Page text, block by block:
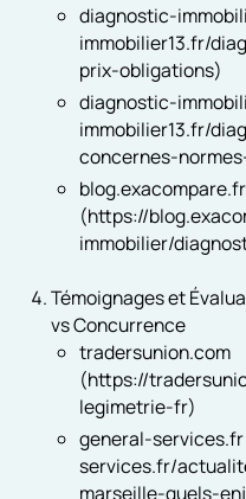
diagnostic-
immobilier13.fr/
prix-obligations)
diagnostic-
immobilier13.fr/
concernes-
blog.exacompare.fr
(https://
immobilier/
Témoignages et
vs Concurrence
tradersunion.com
(https://
legimetrie-fr)
general-
services.fr/
marseille-quels-